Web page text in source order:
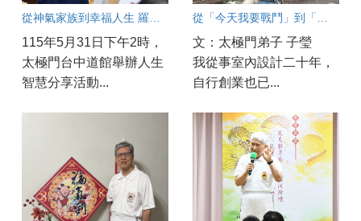
115年5月31日下午2時，
太極門台中道館舉辦人生
智慧分享活動...
文：太極門弟子 子瑩
我從事室內設計二十年，
自行創業也已...